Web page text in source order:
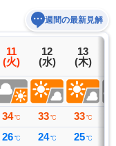
週間の最新見解
11
(火)
34 ℃
26 ℃
12
(水)
33 ℃
24 ℃
13
(木)
33 ℃
25 ℃